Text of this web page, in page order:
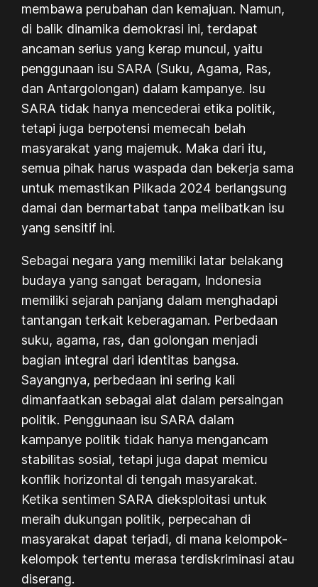
membawa perubahan dan kemajuan. Namun,
di balik dinamika demokrasi ini, terdapat
ancaman serius yang kerap muncul, yaitu
penggunaan isu SARA (Suku, Agama, Ras,
dan Antargolongan) dalam kampanye. Isu
SARA tidak hanya mencederai etika politik,
tetapi juga berpotensi memecah belah
masyarakat yang majemuk. Maka dari itu,
semua pihak harus waspada dan bekerja sama
untuk memastikan Pilkada 2024 berlangsung
damai dan bermartabat tanpa melibatkan isu
yang sensitif ini.
Sebagai negara yang memiliki latar belakang
budaya yang sangat beragam, Indonesia
memiliki sejarah panjang dalam menghadapi
tantangan terkait keberagaman. Perbedaan
suku, agama, ras, dan golongan menjadi
bagian integral dari identitas bangsa.
Sayangnya, perbedaan ini sering kali
dimanfaatkan sebagai alat dalam persaingan
politik. Penggunaan isu SARA dalam
kampanye politik tidak hanya mengancam
stabilitas sosial, tetapi juga dapat memicu
konflik horizontal di tengah masyarakat.
Ketika sentimen SARA dieksploitasi untuk
meraih dukungan politik, perpecahan di
masyarakat dapat terjadi, di mana kelompok-
kelompok tertentu merasa terdiskriminasi atau
diserang.